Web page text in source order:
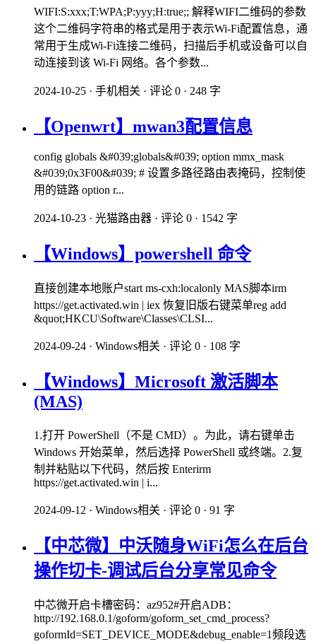
WIFI:S:xxx;T:WPA;P:yyy;H:true;; 解释WIFI二维码的参数
这个二维码字符串的格式是用于表示Wi-Fi配置信息，通
常用于生成Wi-Fi连接二维码，扫描后手机或设备可以自
动连接到该 Wi-Fi 网络。各个参数...
2024-10-25 · 手机相关 · 评论 0 · 248 字
【Openwrt】mwan3配置信息
config globals &#039;globals&#039; option mmx_mask
&#039;0x3F00&#039; # 设置多路径路由表掩码，控制使
用的链路 option r...
2024-10-23 · 光猫路由器 · 评论 0 · 1542 字
【Windows】powershell 命令
直接创建本地账户start ms-cxh:localonly MAS脚本irm
https://get.activated.win | iex 恢复旧版右键菜单reg add
&quot;HKCU\Software\Classes\CLSI...
2024-09-24 · Windows相关 · 评论 0 · 108 字
【Windows】Microsoft 激活脚本
(MAS)
1.打开 PowerShell（不是 CMD）。为此，请右键单击
Windows 开始菜单，然后选择 PowerShell 或终端。2.复
制并粘贴以下代码，然后按 Enterirm
https://get.activated.win | i...
2024-09-12 · Windows相关 · 评论 0 · 91 字
【中芯微】中沃随身WiFi怎么在后台
操作切卡-调试后台分享常见命令
中芯微开启卡槽密码：az952#开启ADB：
http://192.168.0.1/goform/goform_set_cmd_process?
goformId=SET_DEVICE_MODE&debug_enable=1频段选